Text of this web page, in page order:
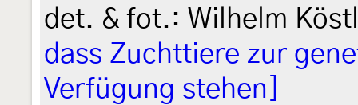
det. & fot.: Wilhelm
dass Zuchttiere zur
Verfügung stehen]